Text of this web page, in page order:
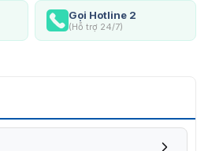
Gọi Hotline 2
(Hỗ trợ 24/7)